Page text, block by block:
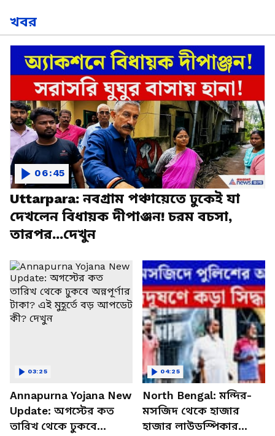
খবর
Uttarpara: নবগ্রাম পঞ্চায়েতে ঢুকেই যা
দেখলেন বিধায়ক দীপাঞ্জন! চরম বচসা,
তারপর...দেখুন
06:45
Annapurna Yojana New
Update: অগস্টের কত
তারিখ থেকে ঢুকবে
03:25
North Bengal: মন্দির-
মসজিদ থেকে হাজার
হাজার লাউডস্পিকার
04:25